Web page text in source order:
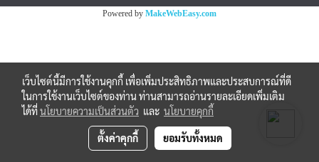
Powered by MakeWebEasy.com
เว็บไซต์นี้มีการใช้งานคุกกี้ เพื่อเพิ่มประสิทธิภาพและประสบการณ์ที่ดี
ในการใช้งานเว็บไซต์ของท่าน ท่านสามารถอ่านรายละเอียดเพิ่มเติม
ได้ที่นโยบายความเป็นส่วนตัว และ นโยบายคุกกี้
ตั้งค่าคุกกี้ ยอมรับทั้งหมด